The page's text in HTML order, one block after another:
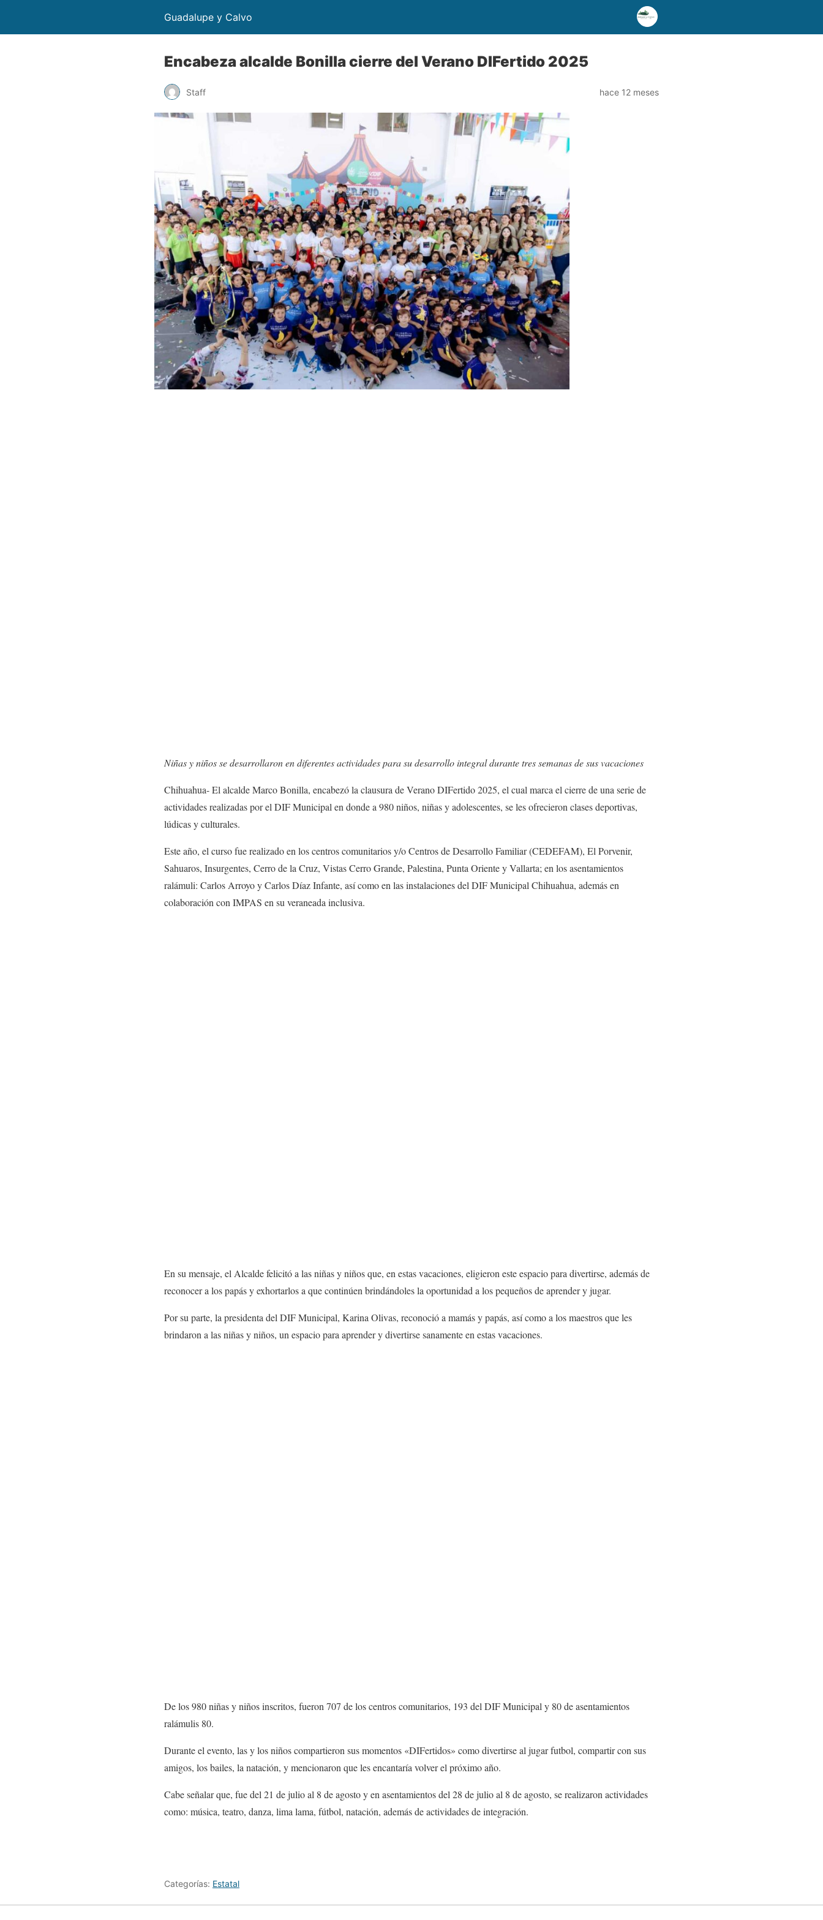
Guadalupe y Calvo
Encabeza alcalde Bonilla cierre del Verano DIFertido 2025
Staff hace 12 meses
Niñas y niños se desarrollaron en diferentes actividades para su desarrollo integral durante tres semanas de sus vacaciones
Chihuahua- El alcalde Marco Bonilla, encabezó la clausura de Verano DIFertido 2025, el cual marca el cierre de una serie de
actividades realizadas por el DIF Municipal en donde a 980 niños, niñas y adolescentes, se les ofrecieron clases deportivas,
lúdicas y culturales.
Este año, el curso fue realizado en los centros comunitarios y/o Centros de Desarrollo Familiar (CEDEFAM), El Porvenir,
Sahuaros, Insurgentes, Cerro de la Cruz, Vistas Cerro Grande, Palestina, Punta Oriente y Vallarta; en los asentamientos
ralámuli: Carlos Arroyo y Carlos Díaz Infante, así como en las instalaciones del DIF Municipal Chihuahua, además en
colaboración con IMPAS en su veraneada inclusiva.
En su mensaje, el Alcalde felicitó a las niñas y niños que, en estas vacaciones, eligieron este espacio para divertirse, además de
reconocer a los papás y exhortarlos a que continúen brindándoles la oportunidad a los pequeños de aprender y jugar.
Por su parte, la presidenta del DIF Municipal, Karina Olivas, reconoció a mamás y papás, así como a los maestros que les
brindaron a las niñas y niños, un espacio para aprender y divertirse sanamente en estas vacaciones.
De los 980 niñas y niños inscritos, fueron 707 de los centros comunitarios, 193 del DIF Municipal y 80 de asentamientos
ralámulis 80.
Durante el evento, las y los niños compartieron sus momentos «DIFertidos» como divertirse al jugar futbol, compartir con sus
amigos, los bailes, la natación, y mencionaron que les encantaría volver el próximo año.
Cabe señalar que, fue del 21 de julio al 8 de agosto y en asentamientos del 28 de julio al 8 de agosto, se realizaron actividades
como: música, teatro, danza, lima lama, fútbol, natación, además de actividades de integración.
Categorías: Estatal